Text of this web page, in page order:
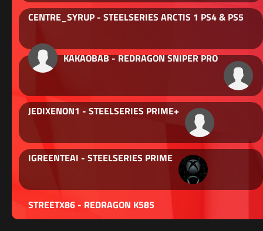
CENTRE_SYRUP - STEELSERIES ARCTIS 1 PS4 & PS5
KAKAOBAB - REDRAGON SNIPER PRO
JEDIXENON1 - STEELSERIES PRIME+
IGREENTEAI - STEELSERIES PRIME
STREETX86 - REDRAGON K585